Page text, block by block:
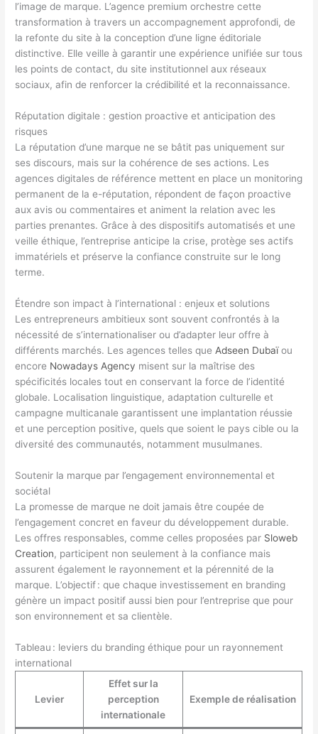
l’image de marque. L’agence premium orchestre cette
transformation à travers un accompagnement approfondi, de
la refonte du site à la conception d’une ligne éditoriale
distinctive. Elle veille à garantir une expérience unifiée sur tous
les points de contact, du site institutionnel aux réseaux
sociaux, afin de renforcer la crédibilité et la reconnaissance.
Réputation digitale : gestion proactive et anticipation des
risques
La réputation d’une marque ne se bâtit pas uniquement sur
ses discours, mais sur la cohérence de ses actions. Les
agences digitales de référence mettent en place un monitoring
permanent de la e-réputation, répondent de façon proactive
aux avis ou commentaires et animent la relation avec les
parties prenantes. Grâce à des dispositifs automatisés et une
veille éthique, l’entreprise anticipe la crise, protège ses actifs
immatériels et préserve la confiance construite sur le long
terme.
Étendre son impact à l’international : enjeux et solutions
Les entrepreneurs ambitieux sont souvent confrontés à la
nécessité de s’internationaliser ou d’adapter leur offre à
différents marchés. Les agences telles queAdseen Dubaïou
encore Nowadays Agency misent sur la maîtrise des
spécificités locales tout en conservant la force de l’identité
globale. Localisation linguistique, adaptation culturelle et
campagne multicanale garantissent une implantation réussie
et une perception positive, quels que soient le pays cible ou la
diversité des communautés, notamment musulmanes.
Soutenir la marque par l’engagement environnemental et
sociétal
La promesse de marque ne doit jamais être coupée de
l’engagement concret en faveur du développement durable.
Les offres responsables, comme celles proposées par Sloweb
Creation, participent non seulement à la confiance mais
assurent également le rayonnement et la pérennité de la
marque. L’objectif : que chaque investissement en branding
génère un impact positif aussi bien pour l’entreprise que pour
son environnement et sa clientèle.
Tableau : leviers du branding éthique pour un rayonnement
international
Levier
Effet sur la
perception
internationale
Exemple de réalisation